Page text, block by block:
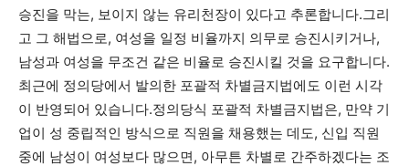
승진을 막는, 보이지 않는 유리천장이 있다고 추론합니다.그리
고 그 해법으로, 여성을 일정 비율까지 의무로 승진시키거나,
남성과 여성을 무조건 같은 비율로 승진시킬 것을 요구합니다.
최근에 정의당에서 발의한 포괄적 차별금지법에도 이런 시각
이 반영되어 있습니다.정의당식 포괄적 차별금지법은, 만약 기
업이 성 중립적인 방식으로 직원을 채용했는 데도, 신입 직원
중에 남성이 여성보다 많으면, 아무튼 차별로 간주하겠다는 조